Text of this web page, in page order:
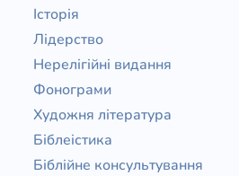
Історія
Лідерство
Нерелігійні видання
Фонограми
Художня література
Біблеістика
Біблійне консультування